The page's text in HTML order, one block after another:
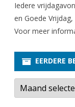
Iedere
en Goede
Voor meer
EERDERE
E
r